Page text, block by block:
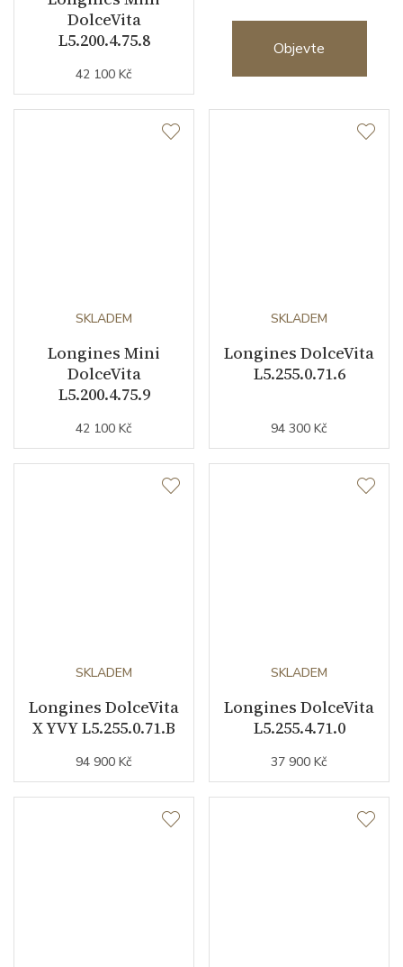
DolceVita
L5.200.4.75.8
42 100 Kč
Objevte
SKLADEM
Longines Mini
DolceVita
L5.200.4.75.9
42 100 Kč
SKLADEM
Longines DolceVita
L5.255.0.71.6
94 300 Kč
SKLADEM
Longines DolceVita
X YVY L5.255.0.71.B
94 900 Kč
SKLADEM
Longines DolceVita
L5.255.4.71.0
37 900 Kč